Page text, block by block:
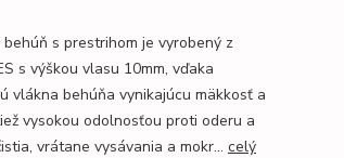
s prestrihom je vyrobený z
s výškou vlasu 10mm, vďaka
vlákna behúňa vynikajúcu mäkkosť a
vysokou odolnosťou proti oderu a
vrátane vysávania a mokr... celý